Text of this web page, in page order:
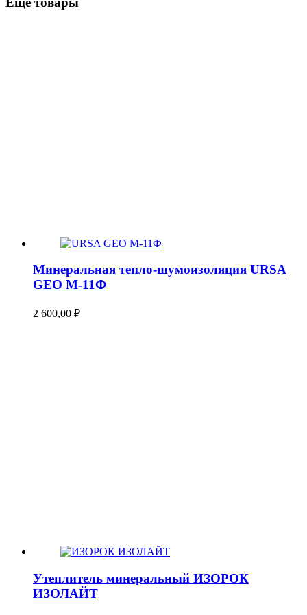
Минеральная тепло-шумоизоляция URSA
GEO М-11Ф
2 600,00 ₽
Утеплитель минеральный ИЗОРОК
ИЗОЛАЙТ